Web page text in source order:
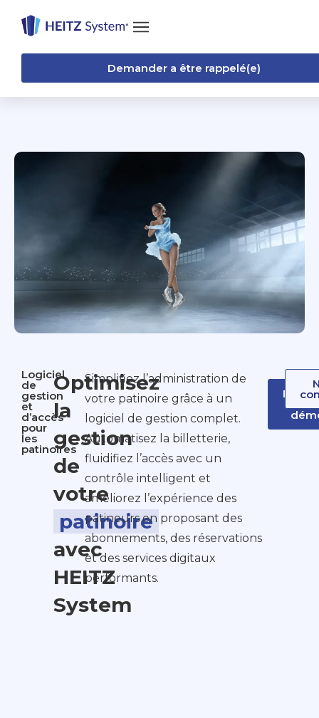
Demander a être rappelé(e)
Logiciel
de
gestion
et
d’accès
pour
les
patinoires
Optimisez
la
gestion
de
votre
patinoire
avec
HEITZ
System
Simplifiez l’administration de
votre patinoire grâce à un
logiciel de gestion complet.
Automatisez la billetterie,
fluidifiez l’accès avec un
contrôle intelligent et
améliorez l’expérience des
patineurs en proposant des
abonnements, des réservations
et des services digitaux
performants.